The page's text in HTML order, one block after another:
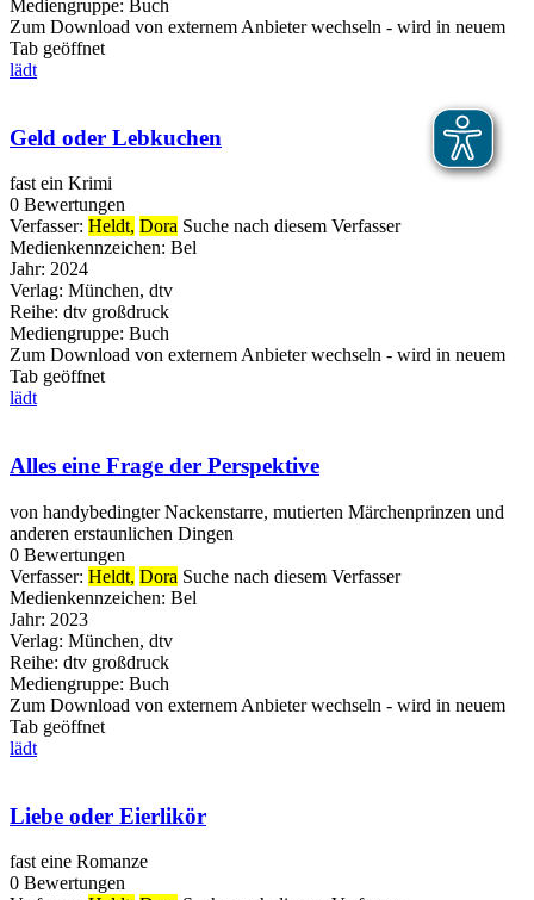
Mediengruppe: Buch
Zum Download von externem Anbieter wechseln - wird in neuem
Tab geöffnet
lädt
Geld oder Lebkuchen
fast ein Krimi
0 Bewertungen
Verfasser: Heldt, Dora Suche nach diesem Verfasser
Medienkennzeichen: Bel
Jahr: 2024
Verlag: München, dtv
Reihe: dtv großdruck
Mediengruppe: Buch
Zum Download von externem Anbieter wechseln - wird in neuem
Tab geöffnet
lädt
Alles eine Frage der Perspektive
von handybedingter Nackenstarre, mutierten Märchenprinzen und
anderen erstaunlichen Dingen
0 Bewertungen
Verfasser: Heldt, Dora Suche nach diesem Verfasser
Medienkennzeichen: Bel
Jahr: 2023
Verlag: München, dtv
Reihe: dtv großdruck
Mediengruppe: Buch
Zum Download von externem Anbieter wechseln - wird in neuem
Tab geöffnet
lädt
Liebe oder Eierlikör
fast eine Romanze
0 Bewertungen